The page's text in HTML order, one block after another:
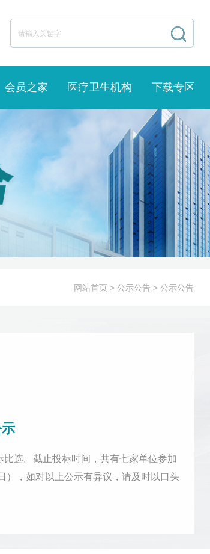
会员之家 医疗卫生机构 下载专区
网站首页 > 公示公告 > 公示公告
选。截止投标时间，共有七家单位参加
，如对以上公示有异议，请及时以口头